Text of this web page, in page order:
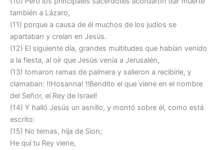
también a Lázaro,
(11) porque a causa de él muchos de los judíos se
apartaban y creían en Jesús.
(12) El siguiente día, grandes multitudes que habían venido
a la fiesta, al oír que Jesús venía a Jerusalén,
(13) tomaron ramas de palmera y salieron a recibirle, y
clamaban: !!Hosanna! !!Bendito el que viene en el nombre
del Señor, el Rey de Israel!
(14) Y halló Jesús un asnillo, y montó sobre él, como está
escrito:
(15) No temas, hija de Sion;
He quí tu Rey viene,